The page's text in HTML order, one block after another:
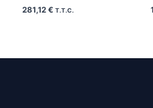
281,12 € T.T.C.